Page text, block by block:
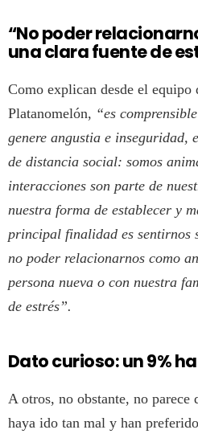
“No poder
una clara fuente de
Como explican desde el equipo
Platanomelón, “es
genere angustia e inseguridad,
de distancia social: somos
interacciones son parte de
nuestra forma de establecer y
principal finalidad es sentirnos
no poder relacionarnos como
persona nueva o con nuestra
de estrés”.
Dato curioso: un 9%
A otros, no obstante, no parece
haya ido tan mal y han